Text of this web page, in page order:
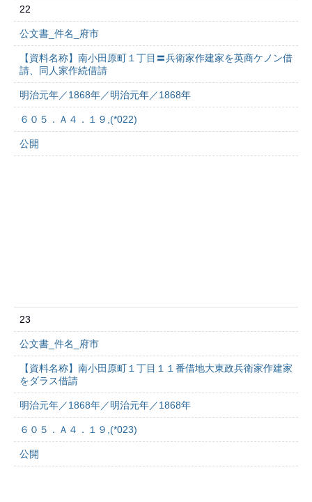
22
公文書_件名_府市
【資料名称】南小田原町１丁目〓兵衛家作建家を英商ケノン借
請、同人家作続借請
明治元年／1868年／明治元年／1868年
６０５．Ａ４．１９,(*022)
公開
23
公文書_件名_府市
【資料名称】南小田原町１丁目１１番借地大東政兵衛家作建家
をダラス借請
明治元年／1868年／明治元年／1868年
６０５．Ａ４．１９,(*023)
公開